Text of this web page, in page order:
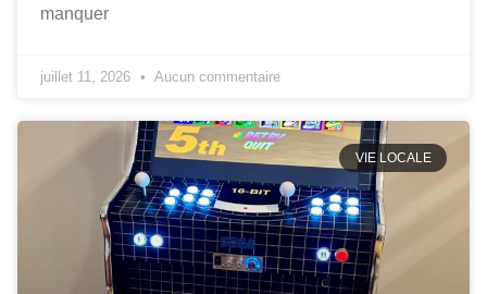
manquer
juillet 11, 2026 Aucun commentaire
VIE LOCALE